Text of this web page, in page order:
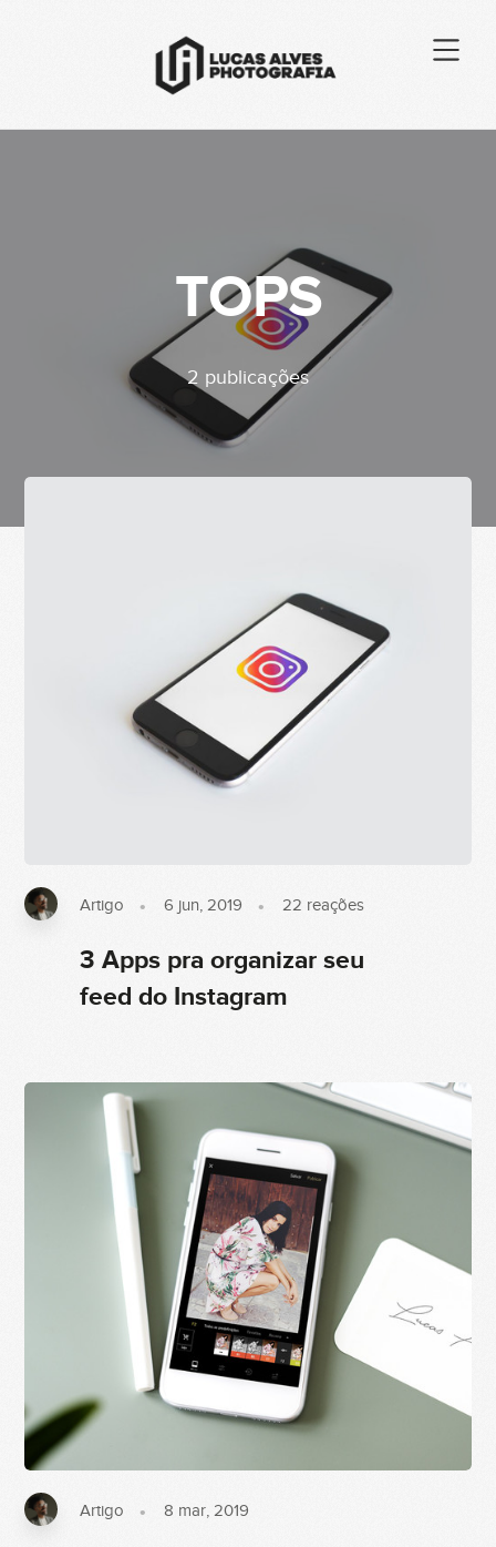
TOPS
2 publicações
Artigo 6 jun, 2019 22 reações
3 Apps pra organizar seu
feed do Instagram
Artigo 8 mar, 2019